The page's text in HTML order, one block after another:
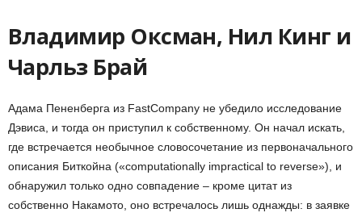
Владимир Оксман, Нил Кинг и
Чарльз Брай
Адама Пененберга из FastCompany не убедило исследование
Дэвиса, и тогда он приступил к собственному. Он начал искать,
где встречается необычное словосочетание из первоначального
описания Биткойна («computationally impractical to reverse»), и
обнаружил только одно совпадение – кроме цитат из
собственно Накамото, оно встречалось лишь однажды: в заявке